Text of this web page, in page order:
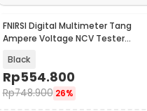
FNIRSI Digital Multimeter Tang
Ampere Voltage NCV Tester
Black
Rp554.800
Rp748.900 26%